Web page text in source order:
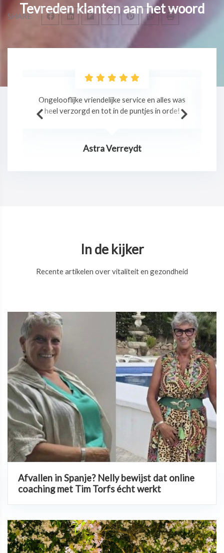
SHARETevreden klanten aan het woord
Professionele massage in een relaxte sfeer!
In de kijker
Recente artikelen over vitaliteit en gezondheid
Afvallen in Spanje? Nelly bewijst dat online
coaching met Tim Torfs écht werkt